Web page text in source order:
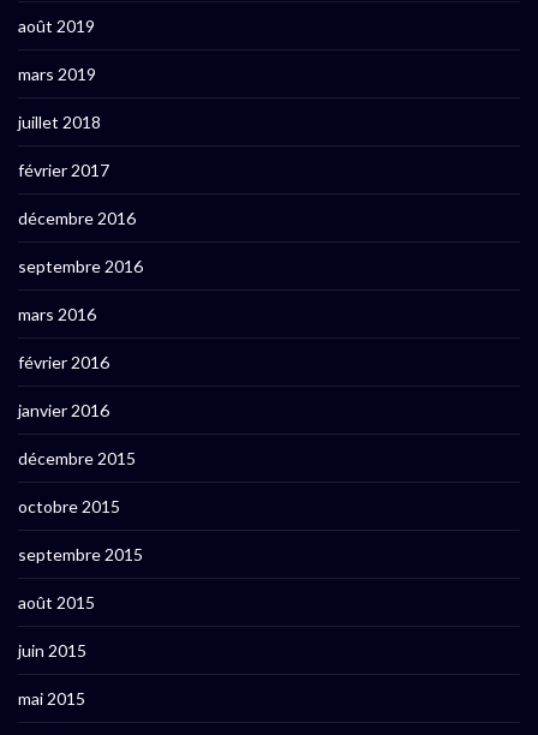
août 2019
mars 2019
juillet 2018
février 2017
décembre 2016
septembre 2016
mars 2016
février 2016
janvier 2016
décembre 2015
octobre 2015
septembre 2015
août 2015
juin 2015
mai 2015